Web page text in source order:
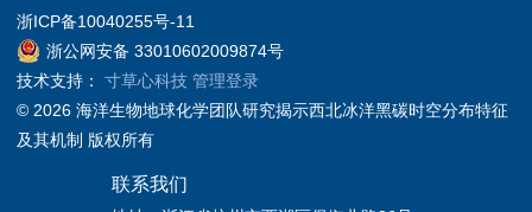
浙ICP备10040255号-11
浙公网安备 33010602009874号
技术支持：寸草心科技 管理登录
© 2026 海洋生物地球化学团队研究揭示西北冰洋黑碳时空分布特征
及其机制 版权所有
联系我们